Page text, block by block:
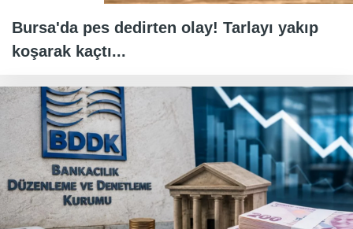
Bursa'da pes dedirten olay! Tarlayı yakıp
koşarak kaçtı...